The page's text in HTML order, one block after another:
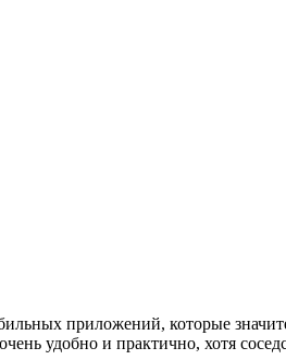
приложений, которые
удобно и практично, хотя